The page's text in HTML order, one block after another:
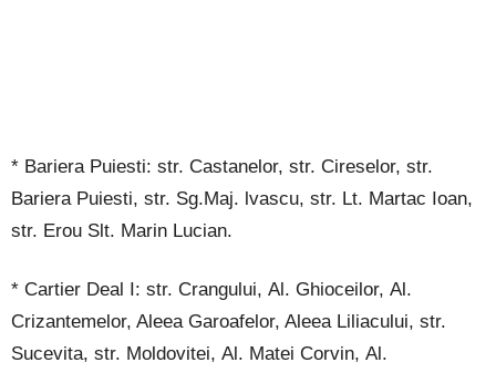
* Bariera Puiesti: str. Castanelor, str. Cireselor, str.
Bariera Puiesti, str. Sg.Maj. lvascu, str. Lt. Martac Ioan,
str. Erou Slt. Marin Lucian.
* Cartier Deal I: str. Crangului, Al. Ghioceilor, Al.
Crizantemelor, Aleea Garoafelor, Aleea Liliacului, str.
Sucevita, str. Moldovitei, Al. Matei Corvin, Al.